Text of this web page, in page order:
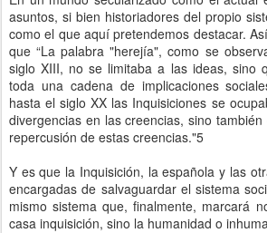
asuntos, si bien historiadores del propio
como el que aquí pretendemos destacar.
que “La palabra "herejía", como se
siglo XIII, no se limitaba a las ideas, sino
toda una cadena de implicaciones
hasta el siglo XX las Inquisiciones se
divergencias en las creencias, sino
repercusión de estas creencias."5
Y es que la Inquisición, la española y las
encargadas de salvaguardar el sistema
mismo sistema que, finalmente, marcará
casa inquisición, sino la humanidad o